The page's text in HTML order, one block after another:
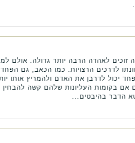
לאהדה הרבה יותר גדולה. אולם
לדרכים הרצויות. כמו הכאב, גם
יכול לדרבן את האדם ולהמריץ אותו
אם בקומות העליונות שלהם קשה
הדבר בהיבטים...